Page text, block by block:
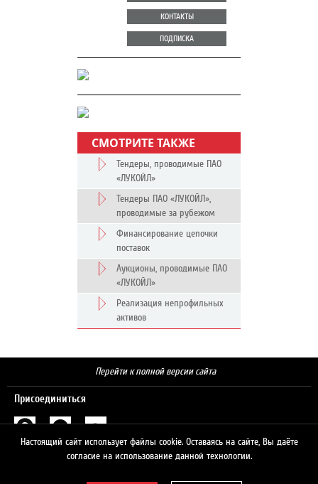
КОНТАКТЫ
ПОДПИСКА
СМОТРИТЕ ТАКЖЕ
Тендеры, проводимые ПАО
«ЛУКОЙЛ»
Тендеры ПАО «ЛУКОЙЛ»,
проводимые за рубежом
Финансирование цепочки
поставок
Аукционы, проводимые ПАО
«ЛУКОЙЛ»
Реализация непрофильных
активов
Перейти к полной версии сайта
Присоединиться
Настоящий сайт использует файлы cookie. Оставаясь на сайте, Вы даёте
согласие на использование данной технологии.